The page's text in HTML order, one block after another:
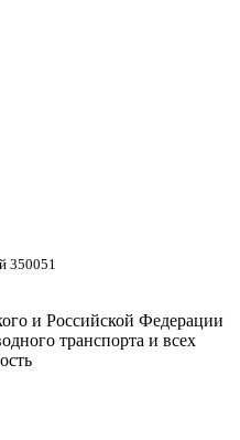
350051
и Российской Федерации
транспорта и всех